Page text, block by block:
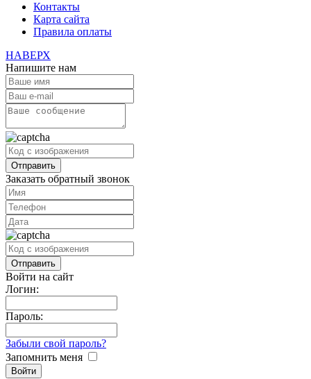
Контакты
Карта сайта
Правила оплаты
НАВЕРХ
Напишите нам
Заказать обратный звонок
Войти на сайт
Логин:
Пароль:
Забыли свой пароль?
Запомнить меня